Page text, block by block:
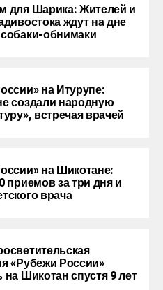
для Шарика: Жителей и
ждут на дне
обнимаки
на Итурупе:
создали народную
встречая врачей
на Шикотане:
приемов за три дня и
врача
«Рубежи России»
на Шикотан спустя 9 лет